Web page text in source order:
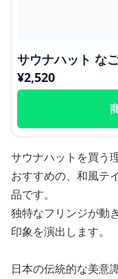
サウナハット な
¥2,520
サウナハットを買う
おすすめの、和風テ
品です。
独特なフリンジが動
印象を演出します。
日本の伝統的な美意